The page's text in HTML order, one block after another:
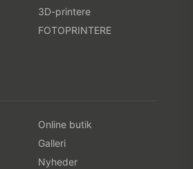
3D-printere
FOTOPRINTERE
Online butik
Galleri
Nyheder